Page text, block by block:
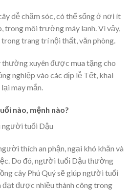
dễ chăm sóc, có thể sống ở nơi ít
trong môi trường máy lạnh. Vì vậy,
trang trí nội thất, văn phòng.
thường xuyên được mua tặng cho
nghiệp vào các dịp lễ Tết, khai
may mắn.
nào, mệnh nào?
người tuổi Dậu
thích an phận, ngại khó khăn và
Do đó, người tuổi Dậu thường
cây Phú Quý sẽ giúp người tuổi
đạt được nhiều thành công trong